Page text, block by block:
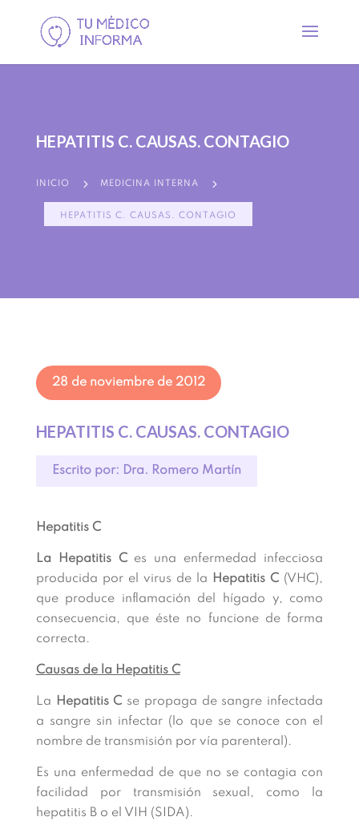
HEPATITIS C. CAUSAS. CONTAGIO
INICIO 5 MEDICINA INTERNA 5
HEPATITIS C. CAUSAS. CONTAGIO
28 de noviembre de 2012
HEPATITIS C. CAUSAS. CONTAGIO
Escrito por: Dra. Romero Martín
Hepatitis C
La Hepatitis Ces una enfermedad infecciosa
producida por el virus de la Hepatitis C (VHC),
que produce inflamación del hígado y, como
consecuencia, que éste no funcione de forma
correcta.
Causas de la Hepatitis C
La Hepatitis C se propaga de sangre infectada
a sangre sin infectar (lo que se conoce con el
nombre de transmisión por vía parenteral).
Es una enfermedad de que no se contagia con
facilidad por transmisión sexual, como la
hepatitis B o el VIH (SIDA).